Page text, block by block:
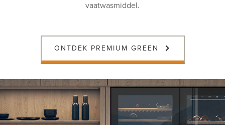
vaatwasmiddel.
ONTDEK PREMIUM GREEN